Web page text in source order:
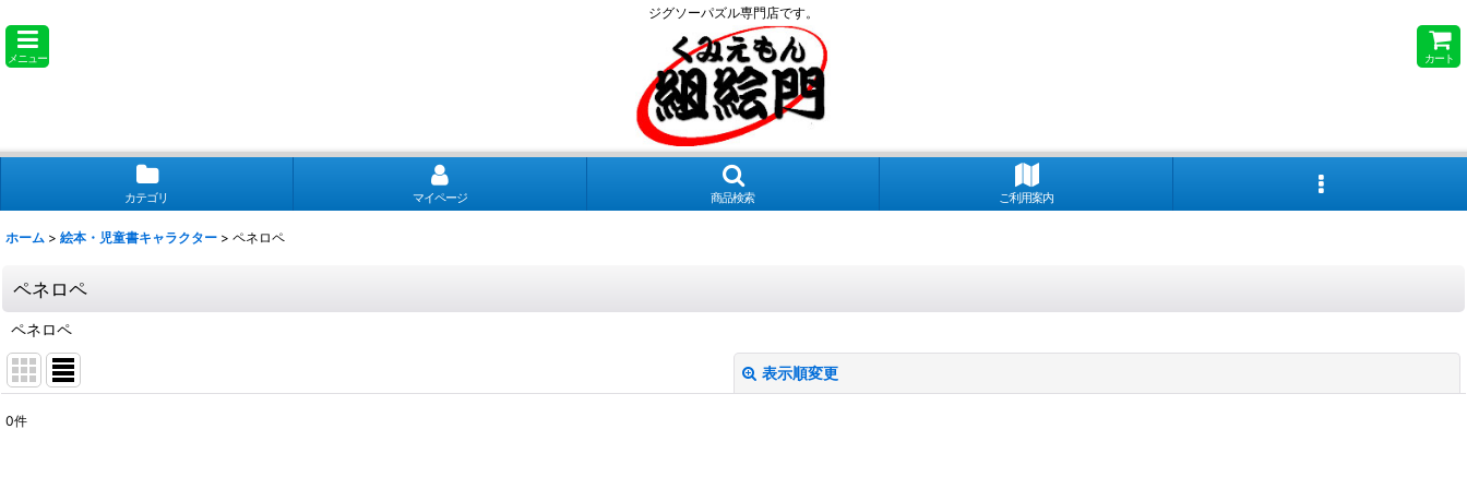
ジグソーパズル専門店です。
メニュー カート
カテゴリ マイページ 商品検索 ご利用案内
ホーム > 絵本・児童書キャラクター > ペネロペ
ペネロペ
ペネロペ
表示順変更
0件